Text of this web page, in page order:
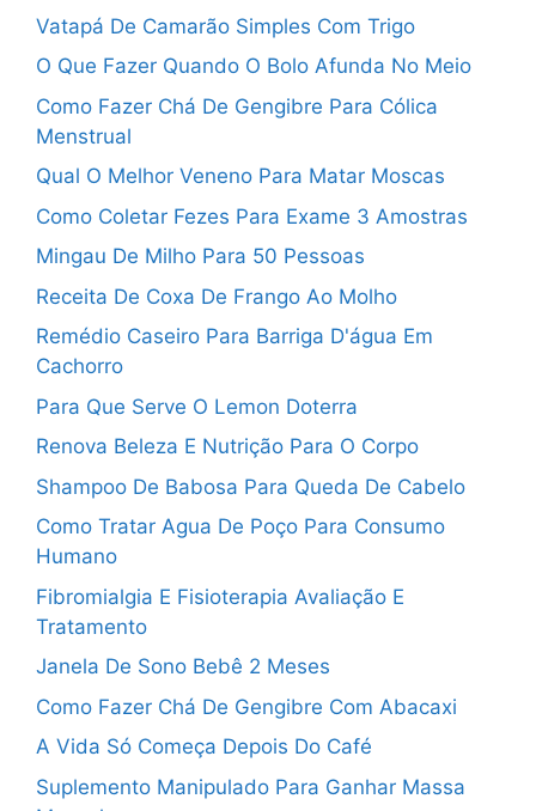
Vatapá De Camarão Simples Com Trigo
O Que Fazer Quando O Bolo Afunda No Meio
Como Fazer Chá De Gengibre Para Cólica
Menstrual
Qual O Melhor Veneno Para Matar Moscas
Como Coletar Fezes Para Exame 3 Amostras
Mingau De Milho Para 50 Pessoas
Receita De Coxa De Frango Ao Molho
Remédio Caseiro Para Barriga D'água Em
Cachorro
Para Que Serve O Lemon Doterra
Renova Beleza E Nutrição Para O Corpo
Shampoo De Babosa Para Queda De Cabelo
Como Tratar Agua De Poço Para Consumo
Humano
Fibromialgia E Fisioterapia Avaliação E
Tratamento
Janela De Sono Bebê 2 Meses
Como Fazer Chá De Gengibre Com Abacaxi
A Vida Só Começa Depois Do Café
Suplemento Manipulado Para Ganhar Massa